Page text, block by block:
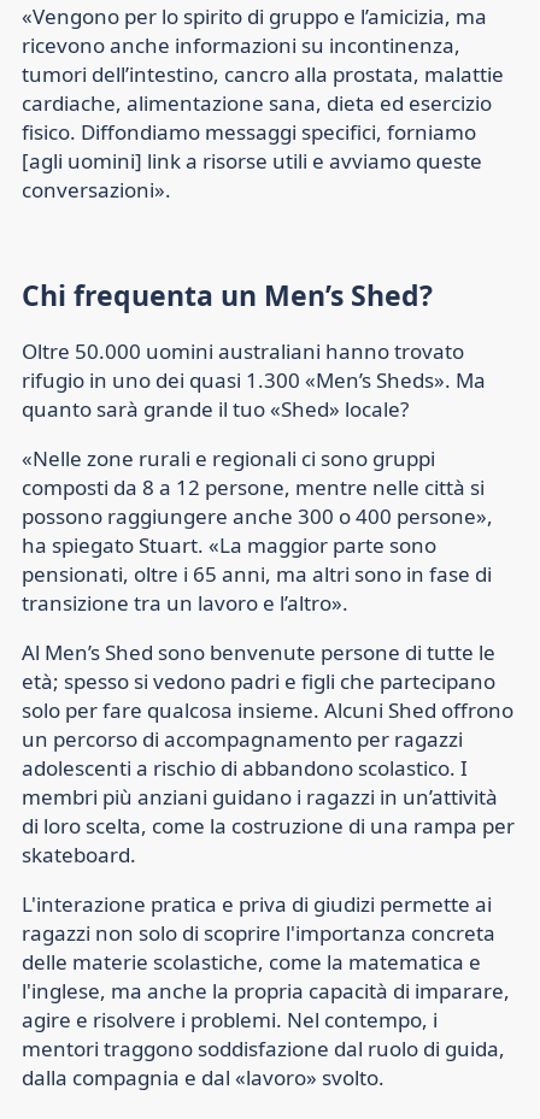
«Vengono per lo spirito di gruppo e l’amicizia, ma
ricevono anche informazioni su incontinenza,
tumori dell’intestino, cancro alla prostata, malattie
cardiache, alimentazione sana, dieta ed esercizio
fisico. Diffondiamo messaggi specifici, forniamo
[agli uomini] link a risorse utili e avviamo queste
conversazioni».
Chi frequenta un Men’s Shed?
Oltre 50.000 uomini australiani hanno trovato
rifugio in uno dei quasi 1.300 «Men’s Sheds». Ma
quanto sarà grande il tuo «Shed» locale?
«Nelle zone rurali e regionali ci sono gruppi
composti da 8 a 12 persone, mentre nelle città si
possono raggiungere anche 300 o 400 persone»,
ha spiegato Stuart. «La maggior parte sono
pensionati, oltre i 65 anni, ma altri sono in fase di
transizione tra un lavoro e l’altro».
Al Men’s Shed sono benvenute persone di tutte le
età; spesso si vedono padri e figli che partecipano
solo per fare qualcosa insieme. Alcuni Shed offrono
un percorso di accompagnamento per ragazzi
adolescenti a rischio di abbandono scolastico. I
membri più anziani guidano i ragazzi in un’attività
di loro scelta, come la costruzione di una rampa per
skateboard.
L'interazione pratica e priva di giudizi permette ai
ragazzi non solo di scoprire l'importanza concreta
delle materie scolastiche, come la matematica e
l'inglese, ma anche la propria capacità di imparare,
agire e risolvere i problemi. Nel contempo, i
mentori traggono soddisfazione dal ruolo di guida,
dalla compagnia e dal «lavoro» svolto.